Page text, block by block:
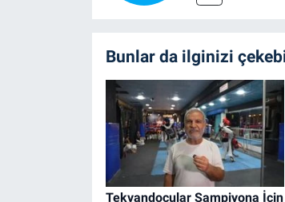
Bunlar da ilginizi
Tekvandocular Şampiyona İçin